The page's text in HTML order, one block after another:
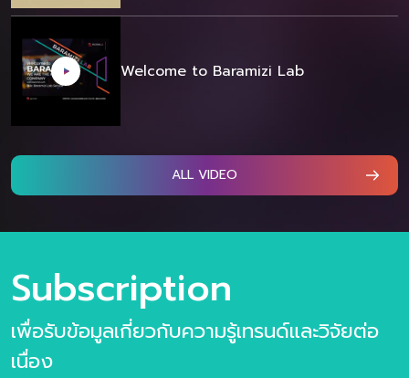
Welcome to Baramizi Lab
ALL VIDEO
Subscription
เพื่อรับข้อมูลเกี่ยวกับความรู้เทรนด์และวิจัยต่อ
เนื่อง